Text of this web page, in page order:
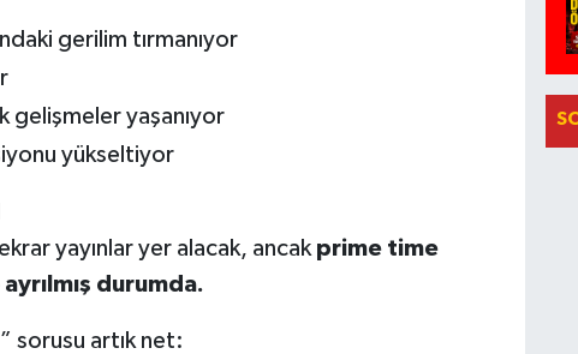
gerilim tırmanıyor
gelişmeler yaşanıyor
yükseltiyor
yayınlar yer alacak, ancak prime time
durumda.
sorusu artık net: